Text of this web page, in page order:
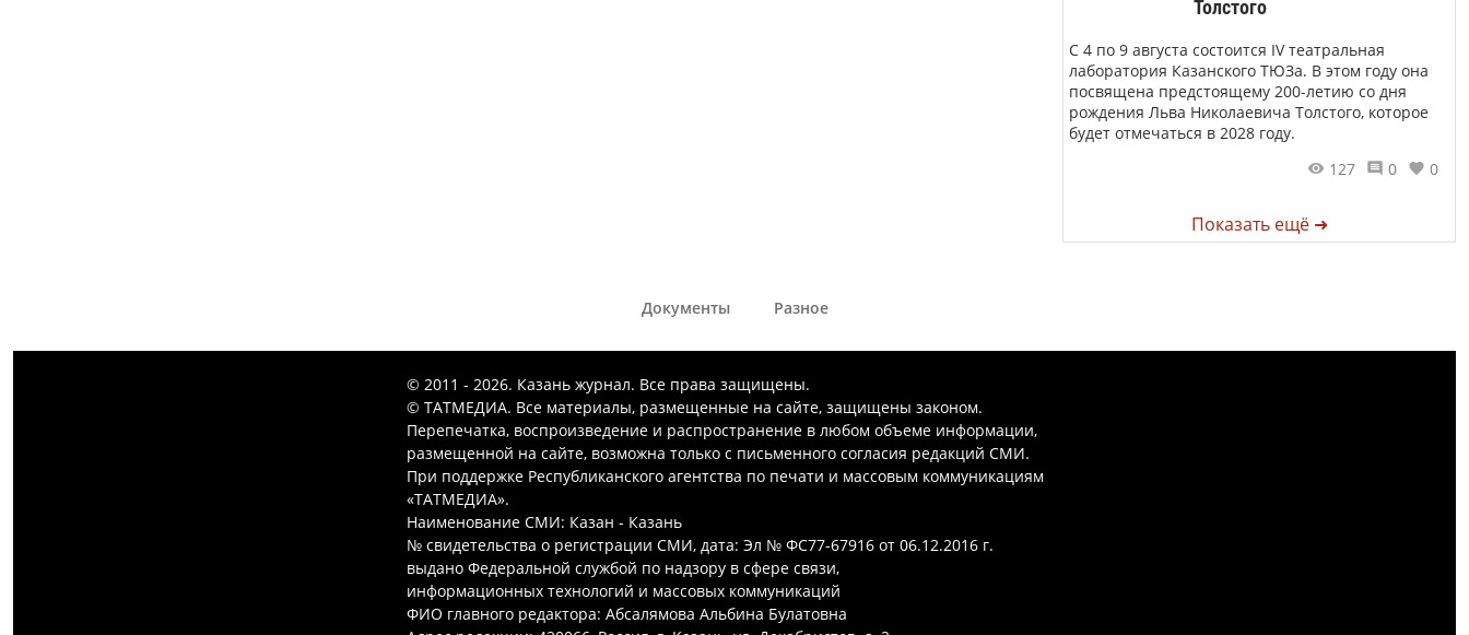
Толстого
С 4 по 9 августа состоится IV театральная
лаборатория Казанского ТЮЗа. В этом году она
посвящена предстоящему 200-летию со дня
рождения Льва Николаевича Толстого, которое
будет отмечаться в 2028 году.
127
0 0
Показать ещё ➜
Документы Разное
© 2011 - 2026. Казань журнал. Все права защищены.
© ТАТМЕДИА. Все материалы, размещенные на сайте, защищены законом.
Перепечатка, воспроизведение и распространение в любом объеме информации,
размещенной на сайте, возможна только с письменного согласия редакций СМИ.
При поддержке Республиканского агентства по печати и массовым коммуникациям
«ТАТМЕДИА».
Наименование СМИ: Казан - Казань
№ свидетельства о регистрации СМИ, дата: Эл № ФС77-67916 от 06.12.2016 г.
выдано Федеральной службой по надзору в сфере связи,
информационных технологий и массовых коммуникаций
ФИО главного редактора: Абсалямова Альбина Булатовна